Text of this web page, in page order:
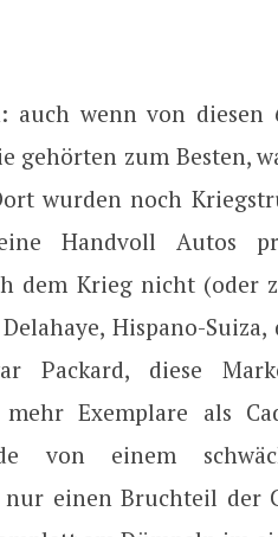
auch wenn von diesen
gehörten zum Besten,
wurden noch
eine Handvoll Autos
dem Krieg nicht (oder
Hispano-Suiza,
Packard, diese
mehr Exemplare als
von einem
einen Bruchteil der